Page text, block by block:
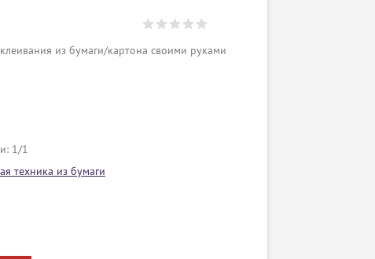
из бумаги/картона своими руками
1/1
техника из бумаги